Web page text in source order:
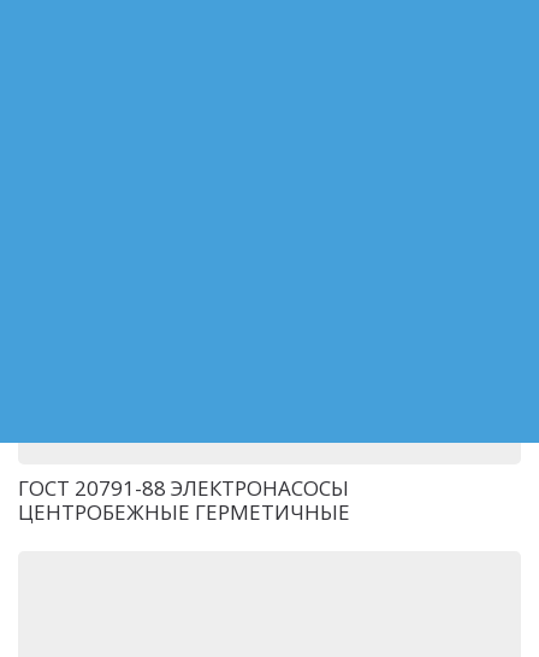
ГОСТ 20791-88 ЭЛЕКТРОНАСОСЫ
ЦЕНТРОБЕЖНЫЕ ГЕРМЕТИЧНЫЕ